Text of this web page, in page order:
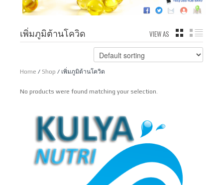
เพิ่มภูมิต้านโควิด VIEW AS GRID
Home / Shop / เพิ่มภูมิต้านโควิด
No products were found matching your selection.